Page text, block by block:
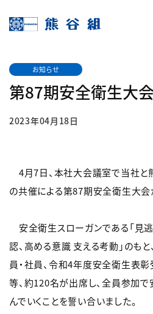
お知らせ
第87期安全衛生大
2023年04月18日
4月7日、本社大会議室で当社と
の共催による第87期安全衛生大会
安全衛生スローガンである「見
認、高める意識 支える考動」のも
員・社員、令和4年度安全衛生表
等、約120名が出席し、全員参加
んでいくことを誓い合いました。